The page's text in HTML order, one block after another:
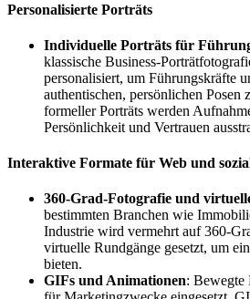
Personalisierte Porträts
Individuelle Porträts für
klassische Business-
personalisiert, um Führungskräfte
authentischen, persönlichen Posen
formeller Porträts werden
Persönlichkeit und Vertrauen
Interaktive Formate für Web und
360-Grad-Fotografie und
bestimmten Branchen wie
Industrie wird vermehrt auf 360-
virtuelle Rundgänge gesetzt, um
bieten.
GIFs und Animationen: Bewegte